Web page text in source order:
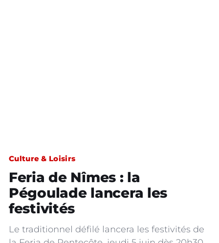
Culture & Loisirs
Feria de Nîmes : la
Pégoulade lancera les
festivités
Le traditionnel défilé lancera les festivités de